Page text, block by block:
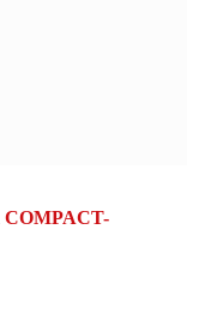
COMPACT-